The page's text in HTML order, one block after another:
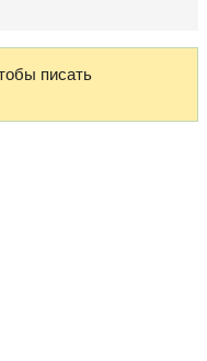
писать